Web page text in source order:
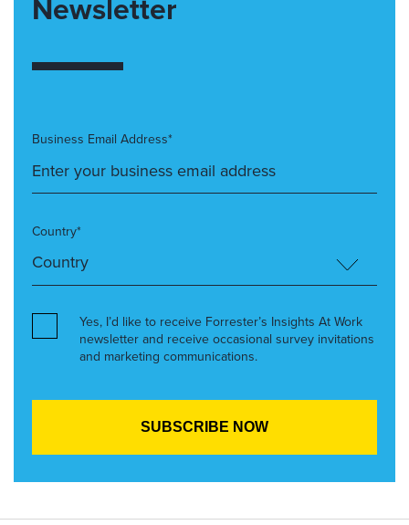
Newsletter
Business Email Address*
Country*
Yes, I’d like to receive Forrester’s Insights At Work
newsletter and receive occasional survey invitations
and marketing communications.